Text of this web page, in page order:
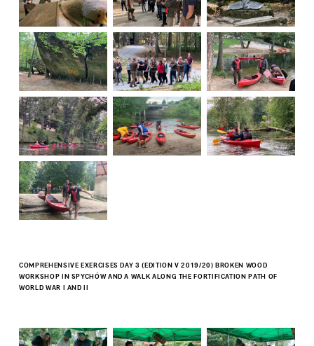
COMPREHENSIVE EXERCISES DAY 3 (EDITION V 2019/20) BROKEN WOOD
WORKSHOP IN SPYCHÓW AND A WALK ALONG THE FORTIFICATION PATH OF
WORLD WAR I AND II